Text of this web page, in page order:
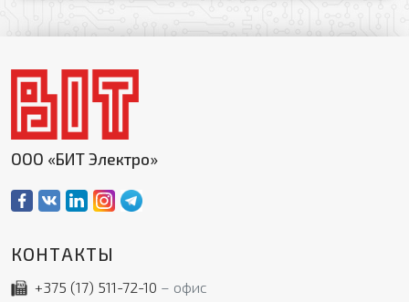
ООО «БИТ Электро»
КОНТАКТЫ
+375 (17) 511-72-10
офис
Я даю свое согласие на обработку моих
Политикой обработки персональных данных
* — поля, обязательные для заполнения
Перезвоните мне
Согласен(-на) на получение рассылки
Я даю свое согласие на обработку моих
персональных данных в соответствии с
* — поля, обязательные для заполнения